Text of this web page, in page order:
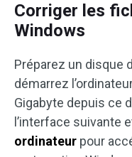
Corriger les
Windows
Préparez un disque
démarrez
Gigabyte depuis ce
l’interface suivante
ordinateur pour